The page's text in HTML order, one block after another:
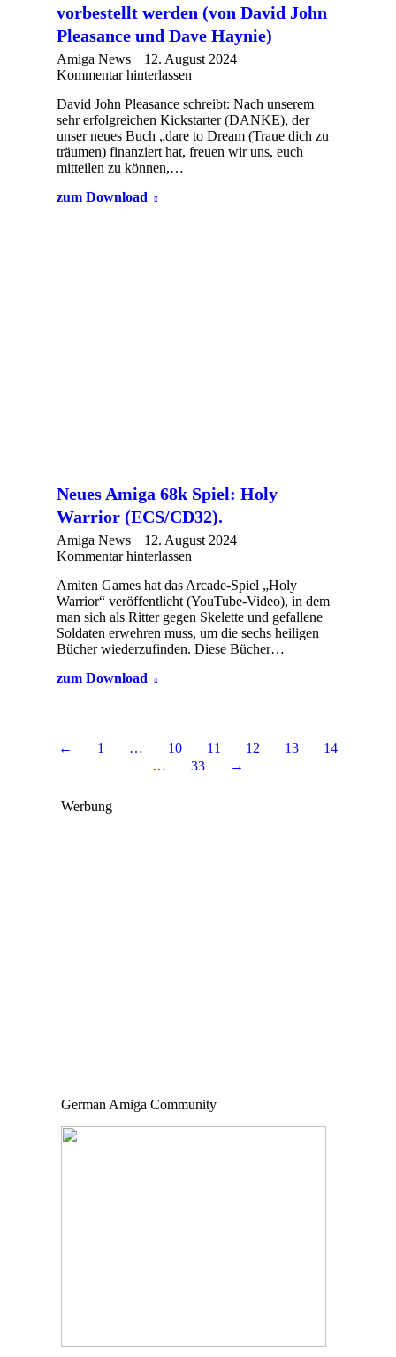
vorbestellt werden (von David John
Pleasance und Dave Haynie)
Amiga News
12. August 2024
Kommentar hinterlassen
David John Pleasance schreibt: Nach unserem
sehr erfolgreichen Kickstarter (DANKE), der
unser neues Buch „dare to Dream (Traue dich zu
träumen) finanziert hat, freuen wir uns, euch
mitteilen zu können,…
zum Download
Neues Amiga 68k Spiel: Holy
Warrior (ECS/CD32).
Amiga News
12. August 2024
Kommentar hinterlassen
Amiten Games hat das Arcade-Spiel „Holy
Warrior“ veröffentlicht (YouTube-Video), in dem
man sich als Ritter gegen Skelette und gefallene
Soldaten erwehren muss, um die sechs heiligen
Bücher wiederzufinden. Diese Bücher…
zum Download
← 1 … 10 11 12 13
14
…
33 →
Werbung
German Amiga Community